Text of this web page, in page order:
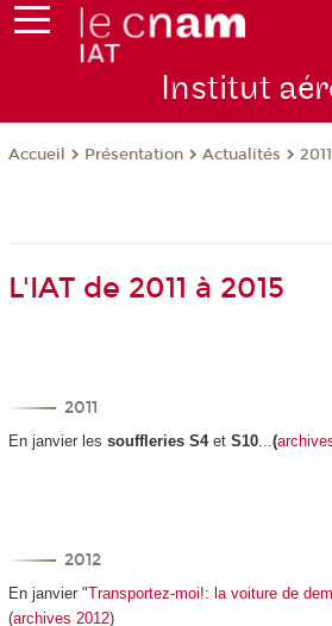
Institut aér
Accueil Présentation Actualités
L'IAT de 2011 à 2015
2011
En janvier les souffleries S4et S10... (
2012
En janvier "Transportez-moi!: la voiture de
(archives 2012)